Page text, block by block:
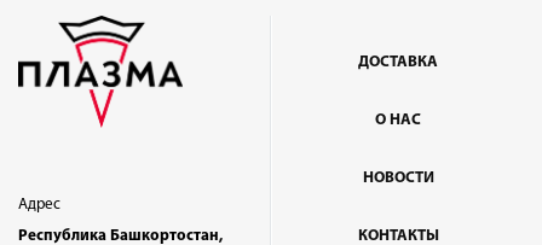
Адрес
Республика Башкортостан,
ДОСТАВКА
О НАС
НОВОСТИ
КОНТАКТЫ